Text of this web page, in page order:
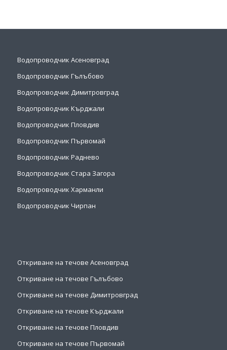
Водопроводчик Асеновград
Водопроводчик Гълъбово
Водопроводчик Димитровград
Водопроводчик Кърджали
Водопроводчик Пловдив
Водопроводчик Първомай
Водопроводчик Раднево
Водопроводчик Стара Загора
Водопроводчик Харманли
Водопроводчик Чирпан
Откриване на течове Асеновград
Откриване на течове Гълъбово
Откриване на течове Димитровград
Откриване на течове Кърджали
Откриване на течове Пловдив
Откриване на течове Първомай